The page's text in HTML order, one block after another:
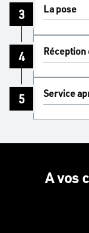
3 La pose
4 Réception
5 Service
A vos